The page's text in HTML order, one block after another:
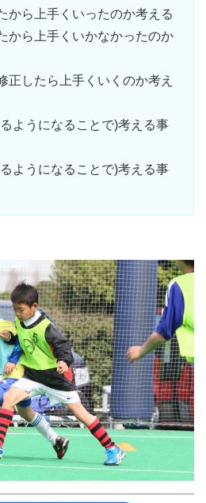
ら上手くいったのか考える
ら上手くいかなかったのか
したら上手くいくのか考え
ようになることで)考える事
ようになることで)考える事